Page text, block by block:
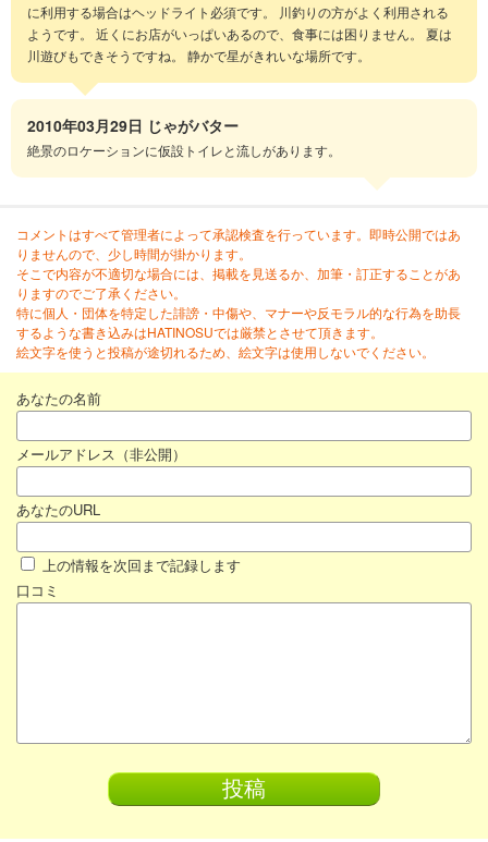
に利用する場合はヘッドライト必須です。 川釣りの方がよく利用される
ようです。 近くにお店がいっぱいあるので、食事には困りません。 夏は
川遊びもできそうですね。 静かで星がきれいな場所です。
2010年03月29日 じゃがバター
絶景のロケーションに仮設トイレと流しがあります。
コメントはすべて管理者によって承認検査を行っています。即時公開ではあ
りませんので、少し時間が掛かります。
そこで内容が不適切な場合には、掲載を見送るか、加筆・訂正することがあ
りますのでご了承ください。
特に個人・団体を特定した誹謗・中傷や、マナーや反モラル的な行為を助長
するような書き込みはHATINOSUでは厳禁とさせて頂きます。
絵文字を使うと投稿が途切れるため、絵文字は使用しないでください。
あなたの名前
メールアドレス（非公開）
あなたのURL
上の情報を次回まで記録します
口コミ